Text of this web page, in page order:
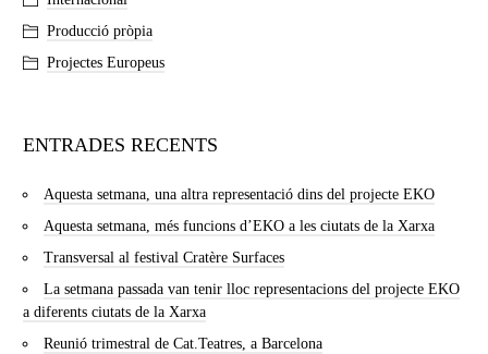
Producció pròpia
Projectes Europeus
ENTRADES RECENTS
Aquesta setmana, una altra representació dins del projecte EKO
Aquesta setmana, més funcions d’EKO a les ciutats de la Xarxa
Transversal al festival Cratère Surfaces
La setmana passada van tenir lloc representacions del projecte EKO
a diferents ciutats de la Xarxa
Reunió trimestral de Cat.Teatres, a Barcelona